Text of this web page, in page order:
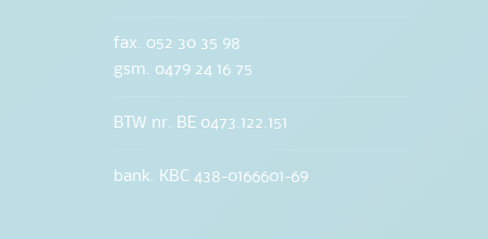
fax. 052 30 35 98
gsm. 0479 24 16 75
BTW nr. BE 0473.122.151
bank. KBC 438-0166601-69